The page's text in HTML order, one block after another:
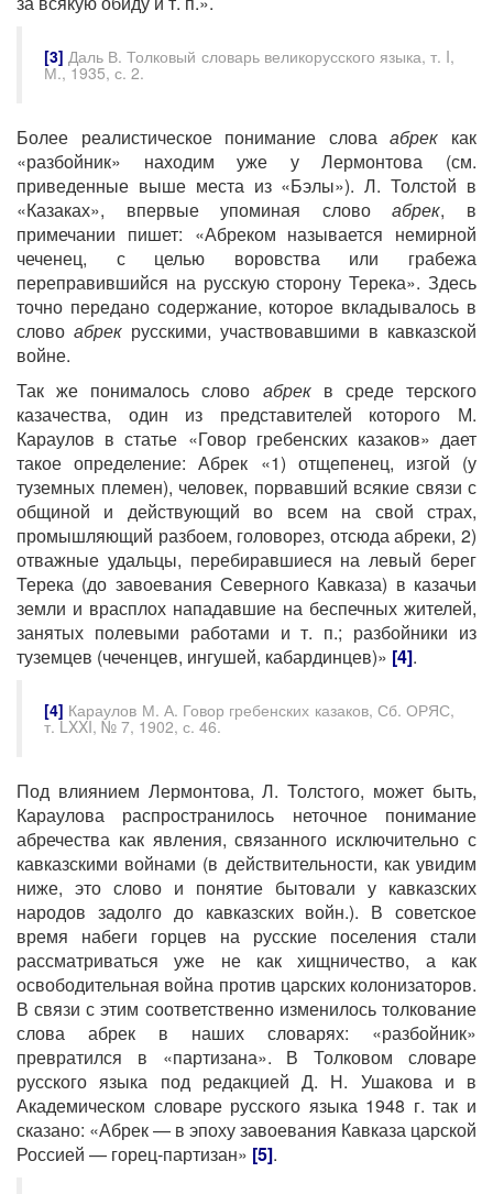
[3] Даль В. Толковый словарь великорусского языка, т. I,
М., 1935, с. 2.
Более реалистическое понимание словаабрек как
«разбойник» находим уже у Лермонтова (см.
приведенные выше места из «Бэлы»). Л. Толстой в
«Казаках», впервые упоминая словоабрек, в
примечании пишет: «Абреком называется немирной
чеченец, с целью воровства или грабежа
переправившийся на русскую сторону Терека». Здесь
точно передано содержание, которое вкладывалось в
слово абрек русскими, участвовавшими в кавказской
войне.
Так же понималось слово абрекв среде терского
казачества, один из представителей которого М.
Караулов в статье «Говор гребенских казаков» дает
такое определение: Абрек «1) отщепенец, изгой (у
туземных племен), человек, порвавший всякие связи с
общиной и действующий во всем на свой страх,
промышляющий разбоем, головорез, отсюда абреки, 2)
отважные удальцы, перебиравшиеся на левый берег
Терека (до завоевания Северного Кавказа) в казачьи
земли и врасплох нападавшие на беспечных жителей,
занятых полевыми работами и т. п.; разбойники из
туземцев (чеченцев, ингушей, кабардинцев)» [4].
[4] Караулов М. А. Говор гребенских казаков, Сб. ОРЯС,
т. LXXI, № 7, 1902, с. 46.
Под влиянием Лермонтова, Л. Толстого, может быть,
Караулова распространилось неточное понимание
абречества как явления, связанного исключительно с
кавказскими войнами (в действительности, как увидим
ниже, это слово и понятие бытовали у кавказских
народов задолго до кавказских войн.). В советское
время набеги горцев на русские поселения стали
рассматриваться уже не как хищничество, а как
освободительная война против царских колонизаторов.
В связи с этим соответственно изменилось толкование
слова абрек в наших словарях: «разбойник»
превратился в «партизана». В Толковом словаре
русского языка под редакцией Д. Н. Ушакова и в
Академическом словаре русского языка 1948 г. так и
сказано: «Абрек — в эпоху завоевания Кавказа царской
Россией — горец-партизан» [5].